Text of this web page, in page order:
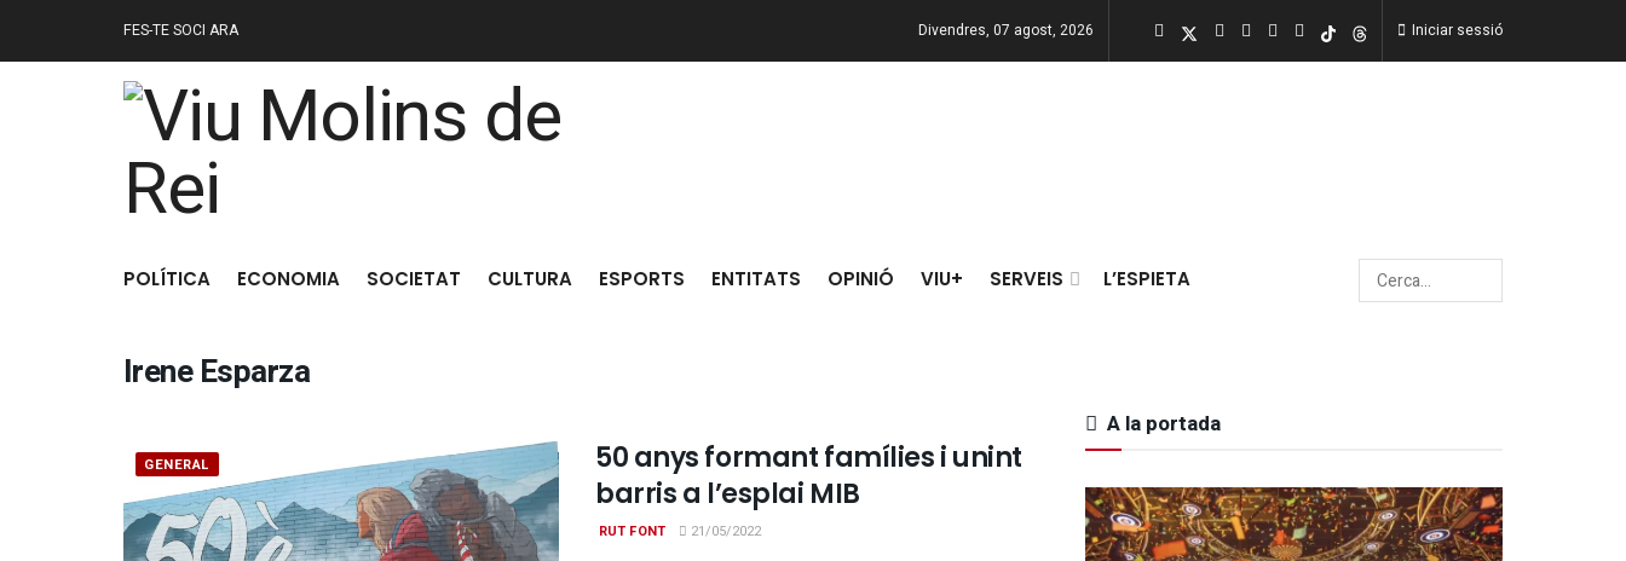
FES-TE SOCI ARA Divendres, 07 agost, 2026 Iniciar sessió
POLÍTICA ECONOMIA SOCIETAT CULTURA ESPORTS ENTITATS OPINIÓ VIU+ SERVEIS L’ESPIETA
Irene Esparza
GENERAL
50 anys formant famílies i unint
barris a l’esplai MIB
RUT FONT 21/05/2022
A la portada